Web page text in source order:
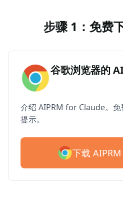
步骤 1：免费
谷歌浏览器的
介绍 AIPRM for Claude。
提示。
下载